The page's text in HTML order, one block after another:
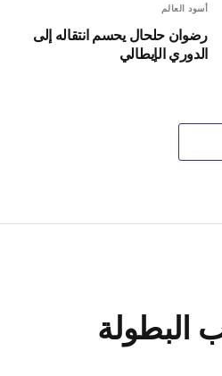
أسود العالم
رضوان حلحال يحسم انتقاله إلى
الدوري الإيطالي
البطولة